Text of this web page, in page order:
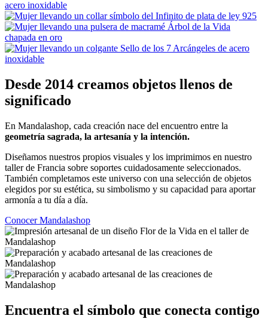
Desde 2014 creamos objetos llenos de
significado
En Mandalashop, cada creación nace del encuentro entre la
geometría sagrada, la artesanía y la intención.
Diseñamos nuestros propios visuales y los imprimimos en nuestro
taller de Francia sobre soportes cuidadosamente seleccionados.
También completamos este universo con una selección de objetos
elegidos por su estética, su simbolismo y su capacidad para aportar
armonía a tu día a día.
Conocer Mandalashop
Encuentra el símbolo que conecta contigo